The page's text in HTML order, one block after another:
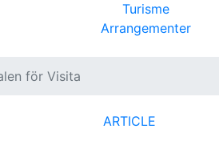
Turisme
Arrangementer
för Visita
ARTICLE